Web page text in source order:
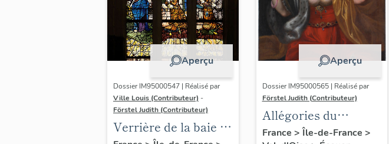
Aperçu
Dossier IM95000547 | Réalisé par
Ville Louis (Contributeur) -
Förstel Judith (Contributeur)
Verrière de la baie 8 :
Aperçu
Dossier IM95000565 | Réalisé par
Förstel Judith (Contributeur)
Allégories du
Toucher et de la
France > Île-de-France >